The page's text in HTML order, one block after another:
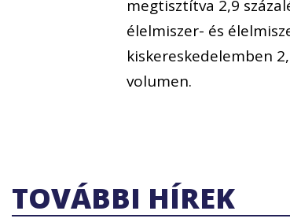
megtisztítva 2,9
élelmiszer- és
kiskereskedelemben
volumen.
TOVÁBBI HÍREK